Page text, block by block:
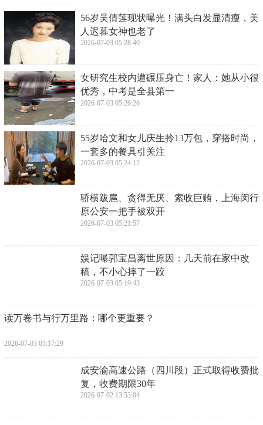
​56岁吴倩莲现状曝光！满头白发显清瘦，美
人迟暮女神也老了
2026-07-03 05:28:40
​女研究生校内遭碾压身亡！家人：她从小很
优秀，中考是全县第一
2026-07-03 05:26:26
​55岁哈文和女儿庆生拎13万包，穿搭时尚，
一套多的餐具引关注
2026-07-03 05:24:12
​骄横跋扈、贪得无厌、索收巨贿，上海闵行
原公安一把手被双开
2026-07-03 05:21:57
​娱记曝郭宝昌离世原因：几天前在家中改
稿，不小心摔了一跤
2026-07-03 05:19:43
​读万卷书与行万里路：哪个更重要？
2026-07-03 05:17:29
​成安渝高速公路（四川段）正式取得收费批
复，收费期限30年
2026-07-02 13:53:04